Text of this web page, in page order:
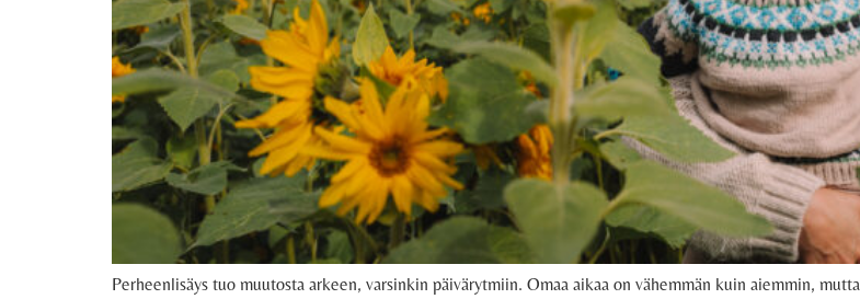
Perheenlisäys tuo muutosta arkeen, varsinkin päivärytmiin. Omaa aikaa on vähemmän kuin aiemmin,